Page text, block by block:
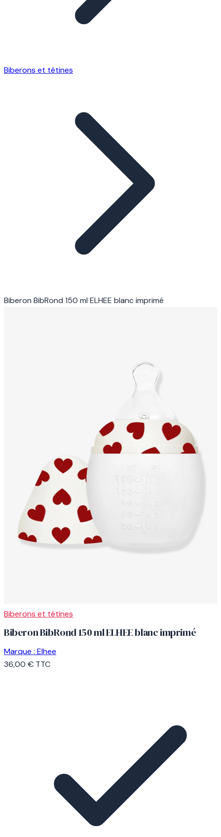
Biberons et tétines
Biberon BibRond 150 ml ELHEE blanc imprimé
Biberons et tétines
Biberon BibRond 150 ml ELHEE blanc imprimé
Marque : Elhee
36,00 € TTC